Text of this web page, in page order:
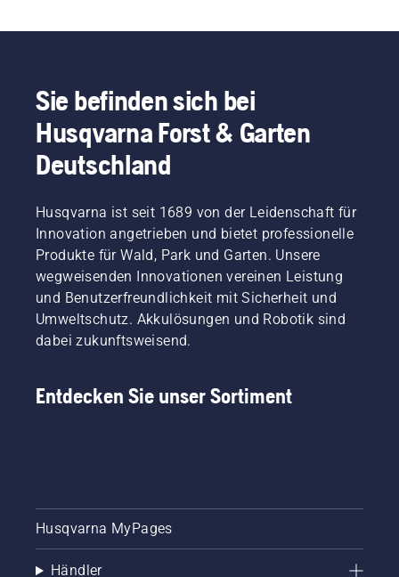
Sie befinden sich bei
Husqvarna Forst & Garten
Deutschland
Husqvarna ist seit 1689 von der Leidenschaft für
Innovation angetrieben und bietet professionelle
Produkte für Wald, Park und Garten. Unsere
wegweisenden Innovationen vereinen Leistung
und Benutzerfreundlichkeit mit Sicherheit und
Umweltschutz. Akkulösungen und Robotik sind
dabei zukunftsweisend.
Entdecken Sie unser Sortiment
Husqvarna MyPages
Händler